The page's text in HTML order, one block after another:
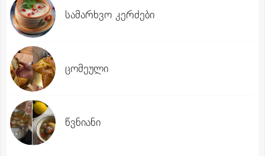
სამარხვო კერძები
ცომეული
წვნიანი